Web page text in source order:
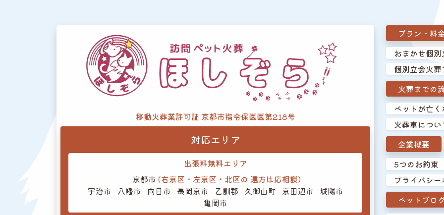
移動火葬業許可証 京都市指令保医医第218号
対応エリア
出張料無料エリア
京都市 (右京区・左京区・北区の 遠方は応相談)
宇治市 八幡市 向日市 長岡京市 乙訓郡 久御山町 京田辺市 城陽市
亀岡市
プラン・料
おまかせ個
個別立会火
火葬までの
ペットが亡
火葬車につい
企業概要
5つのお約束
プライバシ
ペットブロ